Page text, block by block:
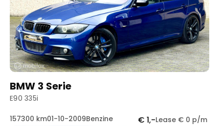
BMW 3 Serie
E90 335i
157300 km01-10-2009Benzine € 1,-Lease € 0 p/m